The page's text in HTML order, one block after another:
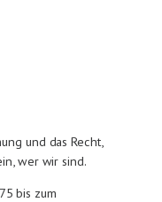
und das Recht,
wer wir sind.
bis zum